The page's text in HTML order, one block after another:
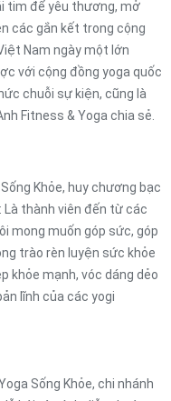
tim để yêu thương, mở
các gắn kết trong cộng
Nam ngày một lớn
với cộng đồng yoga quốc
chuỗi sự kiện, cũng là
Fitness & Yoga chia sẻ.
Khỏe, huy chương bạc
Là thành viên đến từ các
mong muốn góp sức, góp
trào rèn luyện sức khỏe
khỏe mạnh, vóc dáng dẻo
lĩnh của các yogi
Sống Khỏe, chi nhánh